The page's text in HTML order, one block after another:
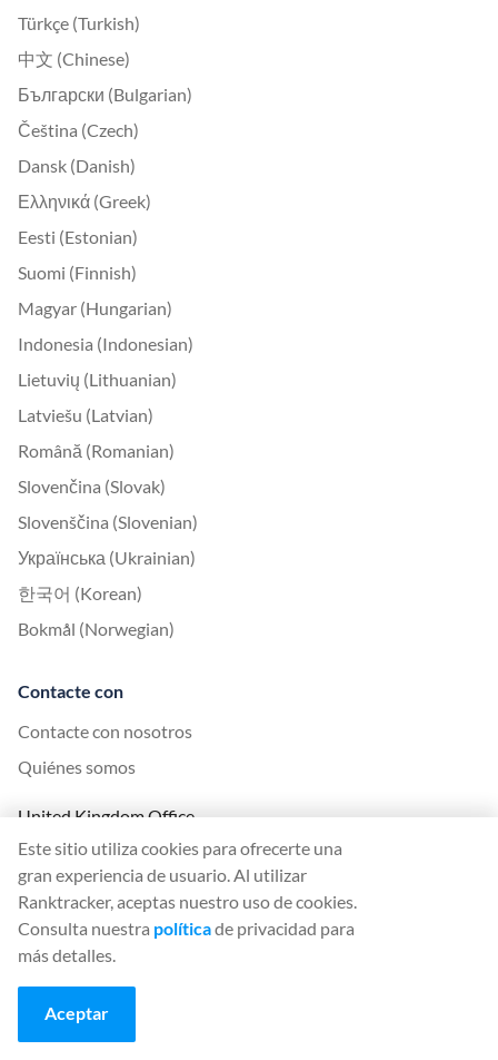
Türkçe (Turkish)
中文 (Chinese)
Български (Bulgarian)
Čeština (Czech)
Dansk (Danish)
Ελληνικά (Greek)
Eesti (Estonian)
Suomi (Finnish)
Magyar (Hungarian)
Indonesia (Indonesian)
Lietuvių (Lithuanian)
Latviešu (Latvian)
Română (Romanian)
Slovenčina (Slovak)
Slovenščina (Slovenian)
Українська (Ukrainian)
한국어 (Korean)
Bokmål (Norwegian)
Contacte con
Contacte con nosotros
Quiénes somos
United Kingdom Office
Ranktracker Ltd
144A Clerkenwell Rd
London, EC1R 5DF
Company No: 08820809
Este sitio utiliza cookies para ofrecerte una
gran experiencia de usuario. Al utilizar
Ranktracker, aceptas nuestro uso de cookies.
Consulta nuestra políticade privacidad para
más detalles.
Aceptar